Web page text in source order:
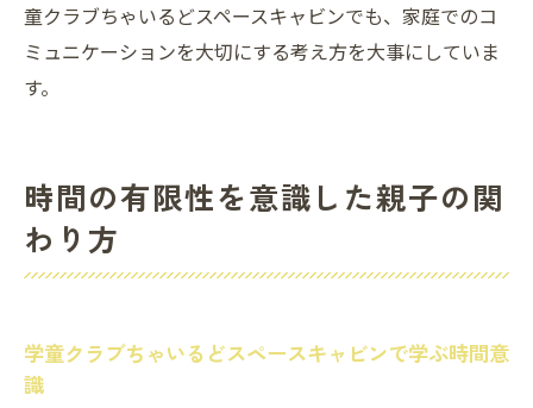
童クラブちゃいるどスペースキャビンでも、家庭でのコ
ミュニケーションを大切にする考え方を大事にしていま
す。
時間の有限性を意識した親子の関
わり方
学童クラブちゃいるどスペースキャビンで学ぶ時間意
識